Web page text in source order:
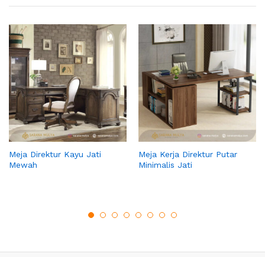
Meja Direktur Kayu Jati
Mewah
Meja Kerja Direktur Putar
Minimalis Jati